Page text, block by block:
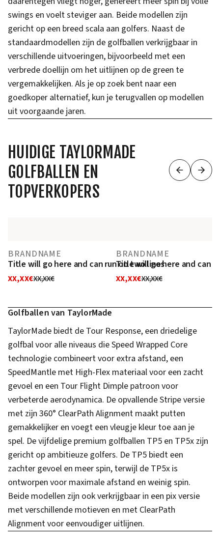
swings en voelt steviger aan. Beide modellen zijn
gericht op een breed scala aan golfers. Naast de
standaardmodellen zijn de golfballen verkrijgbaar in
verschillende uitvoeringen, bijvoorbeeld met een
verbrede doellijn om het uitlijnen op de green te
vergemakkelijken. Als je op zoek bent naar een
goedkoper alternatief, kun je terugvallen op modellen
uit voorgaande jaren.
HUIDIGE TAYLORMADE
GOLFBALLEN EN
TOPVERKOPERS
BRANDNAME
Title will go here and can run on two lines
XX,XX€XX,XX€
BRANDNAME
Title will go here and can
XX,XX€XX,XX€
Golfballen van TaylorMade
TaylorMade biedt de Tour Response, een driedelige
golfbal voor alle niveaus die Speed Wrapped Core
technologie combineert voor extra afstand, een
SpeedMantle met High-Flex materiaal voor een zacht
gevoel en een Tour Flight Dimple patroon voor
verbeterde aerodynamica. De opvallende Stripe versie
met zijn 360° ClearPath Alignment maakt putten
gemakkelijker en voegt een vleugje kleur toe aan je
spel. De vijfdelige premium golfballen TP5 en TP5x zijn
gericht op ambitieuze golfers. De TP5 biedt een
zachter gevoel en meer spin, terwijl de TP5x is
ontworpen voor maximale afstand en weinig spin.
Beide modellen zijn ook verkrijgbaar in een pix versie
met verschillende motieven en met ClearPath
Alignment voor eenvoudiger uitlijnen.